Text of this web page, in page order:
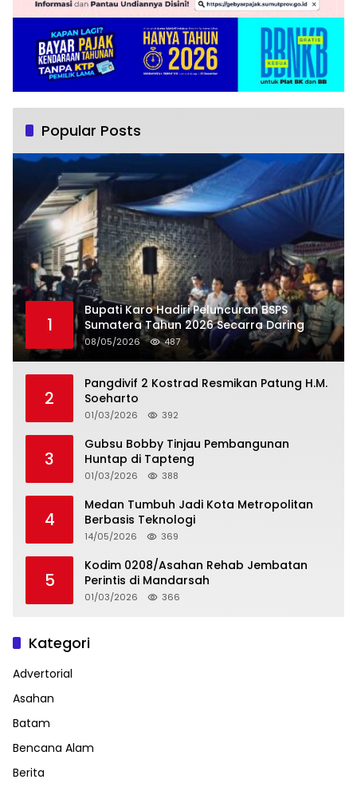
Popular Posts
1
Bupati Karo Hadiri Peluncuran BSPS
Sumatera Tahun 2026 Secarra Daring
08/05/2026 487
2
Pangdivif 2 Kostrad Resmikan Patung H.M.
Soeharto
01/03/2026 392
3
Gubsu Bobby Tinjau Pembangunan
Huntap di Tapteng
01/03/2026 388
4
Medan Tumbuh Jadi Kota Metropolitan
Berbasis Teknologi
14/05/2026 369
5
Kodim 0208/Asahan Rehab Jembatan
Perintis di Mandarsah
01/03/2026 366
Kategori
Advertorial
Asahan
Batam
Bencana Alam
Berita